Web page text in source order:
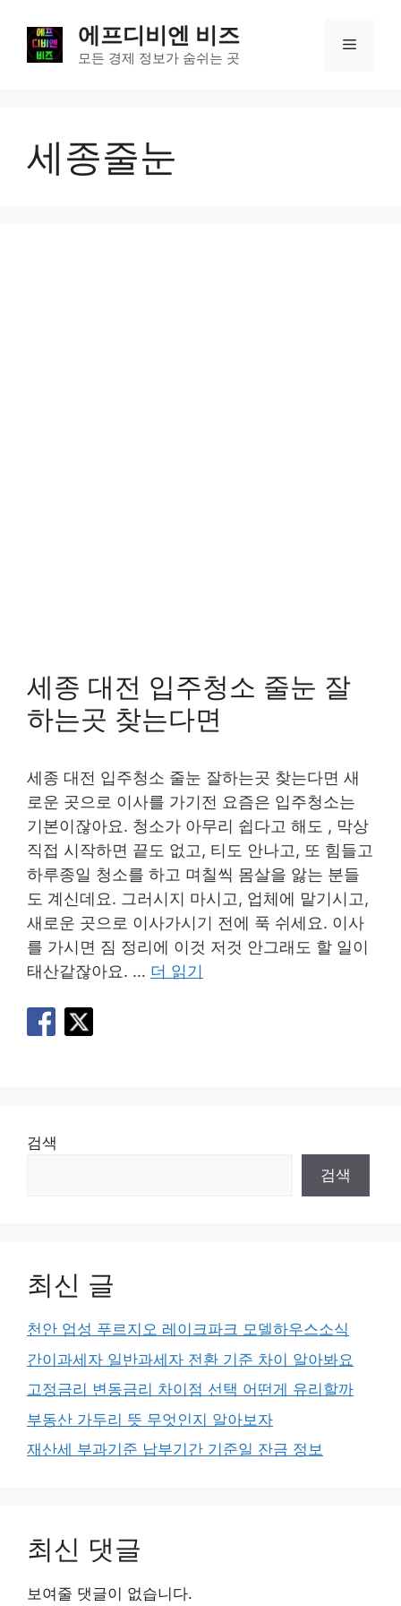
에프디비엔 비즈
모든 경제 정보가 숨쉬는 곳
메
세종줄눈
세종 대전 입주청소 줄눈 잘
하는곳 찾는다면
세종 대전 입주청소 줄눈 잘하는곳 찾는다면 새
로운 곳으로 이사를 가기전 요즘은 입주청소는
기본이잖아요. 청소가 아무리 쉽다고 해도 , 막상
직접 시작하면 끝도 없고, 티도 안나고, 또 힘들고
하루종일 청소를 하고 며칠씩 몸살을 앓는 분들
도 계신데요. 그러시지 마시고, 업체에 맡기시고,
새로운 곳으로 이사가시기 전에 푹 쉬세요. 이사
를 가시면 짐 정리에 이것 저것 안그래도 할 일이
태산같잖아요. … 더 읽기
검색
검색
최신 글
천안 업성 푸르지오 레이크파크 모델하우스소식
간이과세자 일반과세자 전환 기준 차이 알아봐요
고정금리 변동금리 차이점 선택 어떤게 유리할까
부동산 가두리 뜻 무엇인지 알아보자
재산세 부과기준 납부기간 기준일 잔금 정보
최신 댓글
보여줄 댓글이 없습니다.